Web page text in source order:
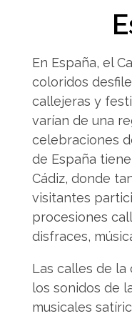
En España, el
coloridos
callejeras y
varían de una
celebraciones
de España
Cádiz, donde
visitantes
procesiones
disfraces,
Las calles de la
los sonidos de
musicales